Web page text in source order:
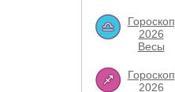
Гороскоп
2026
Весы
Гороскоп
2026